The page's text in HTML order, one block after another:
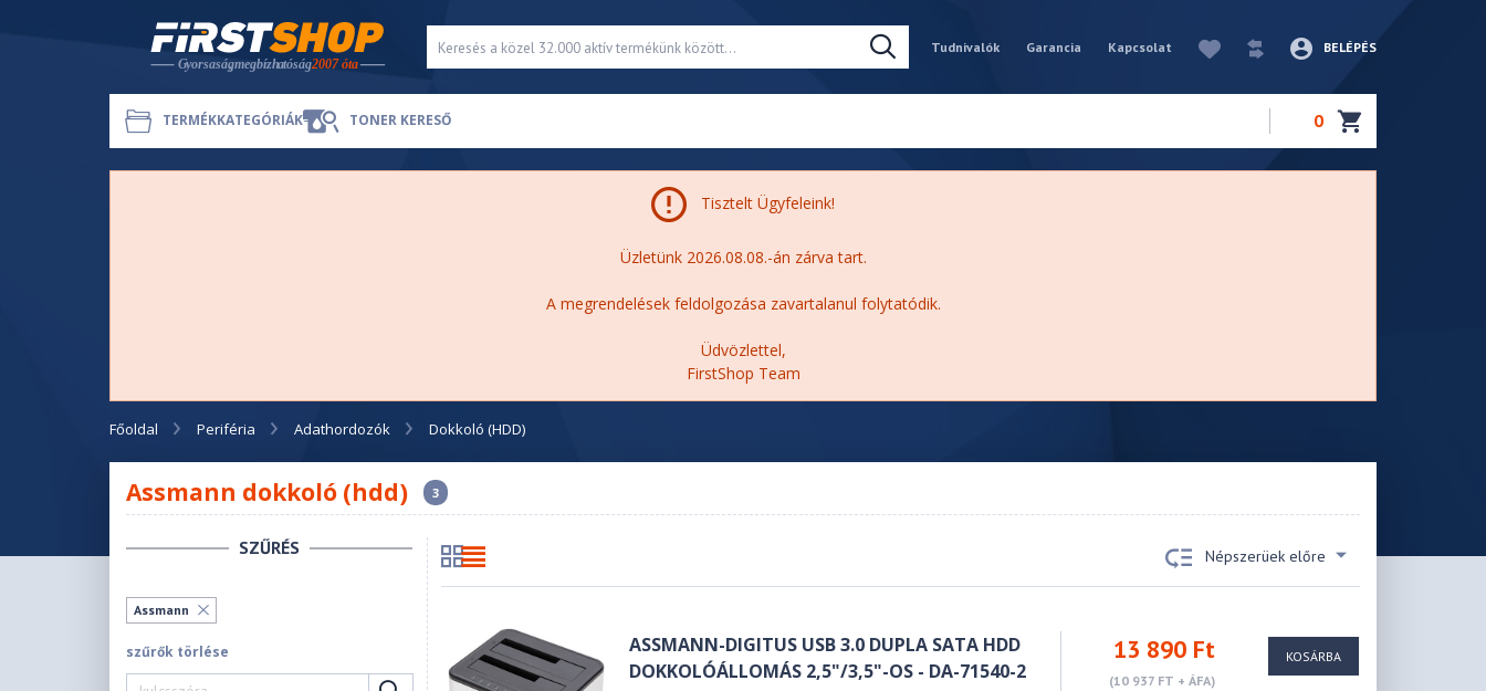
Tudnivalók Garancia Kapcsolat BELÉPÉS
TERMÉKKATEGÓRIÁK TONER KERESŐ 0
Tisztelt Ügyfeleink!
Üzletünk 2026.08.08.-án zárva tart.
A megrendelések feldolgozása zavartalanul folytatódik.
Üdvözlettel,
FirstShop Team
Főoldal Periféria Adathordozók Dokkoló (HDD)
Assmann dokkoló (hdd) 3
SZŰRÉS
Assmann
szűrők törlése
Népszerüek előre
ASSMANN-DIGITUS USB 3.0 DUPLA SATA HDD
DOKKOLÓÁLLOMÁS 2,5"/3,5"-OS - DA-71540-2
13 890 Ft
(10 937 FT + ÁFA)
KOSÁRBA